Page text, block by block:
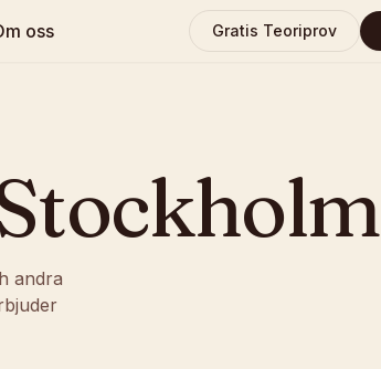
oss Gratis Teoriprov
andra